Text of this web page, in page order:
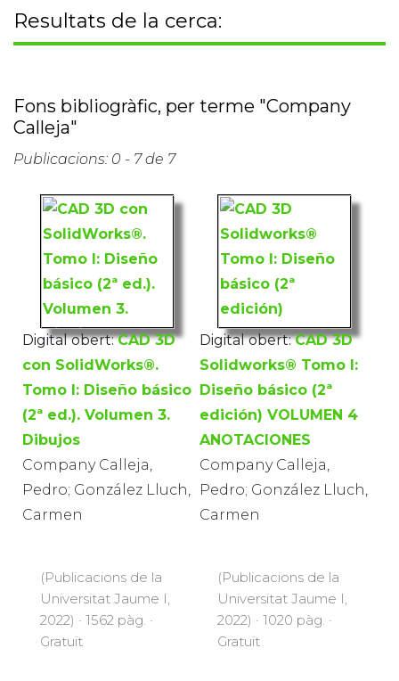
Resultats de la cerca:
Fons bibliogràfic, per terme "Company
Calleja"
Publicacions: 0 - 7 de 7
Digital obert: CAD 3D
con SolidWorks®.
Tomo I: Diseño básico
(2ª ed.). Volumen 3.
Dibujos
Company Calleja,
Pedro; González Lluch,
Carmen
(Publicacions de la
Universitat Jaume I,
2022) · 1562 pàg. ·
Gratuït
Digital obert: CAD 3D
Solidworks® Tomo I:
Diseño básico (2ª
edición) VOLUMEN 4
ANOTACIONES
Company Calleja,
Pedro; González Lluch,
Carmen
(Publicacions de la
Universitat Jaume I,
2022) · 1020 pàg. ·
Gratuït